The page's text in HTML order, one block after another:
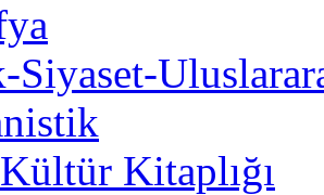
Siyaset-
Kitaplığı